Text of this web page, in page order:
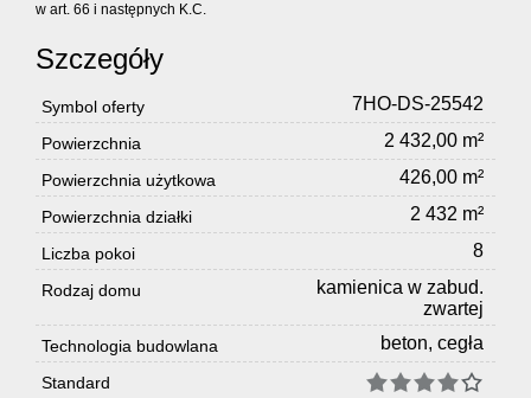
w art. 66 i następnych K.C.
Szczegóły
Symbol oferty 7HO-DS-25542
Powierzchnia 2 432,00 m²
Powierzchnia użytkowa 426,00 m²
Powierzchnia działki 2 432 m²
Liczba pokoi 8
Rodzaj domu
kamienica w zabud.
zwartej
Technologia budowlana beton, cegła
Standard